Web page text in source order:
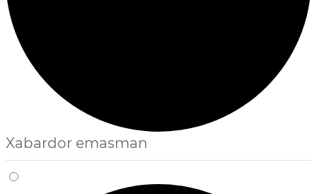
Xabardor emasman